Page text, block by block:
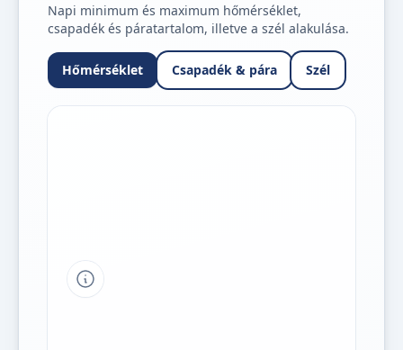
Napi minimum és maximum hőmérséklet,
csapadék és páratartalom, illetve a szél alakulása.
Hőmérséklet Csapadék & pára Szél
Tipp a grafikon jelmagyarázatához